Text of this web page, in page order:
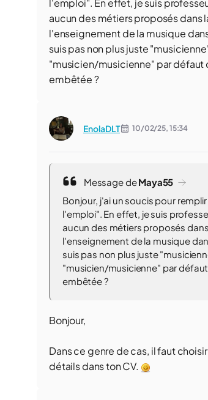
l'emploi". En effet, je suis
aucun des métiers proposés dans
l'enseignement de la musique
suis pas non plus juste
"musicien/musicienne" par défaut
embêtée ?
EnolaDLT 10/02/25, 15:34
Message deMaya55
Bonjour, j'ai un soucis pour
l'emploi". En effet, je suis
aucun des métiers proposés
l'enseignement de la musique
suis pas non plus juste
"musicien/musicienne" par
embêtée ?
Bonjour,
Dans ce genre de cas, il faut
détails dans ton CV.